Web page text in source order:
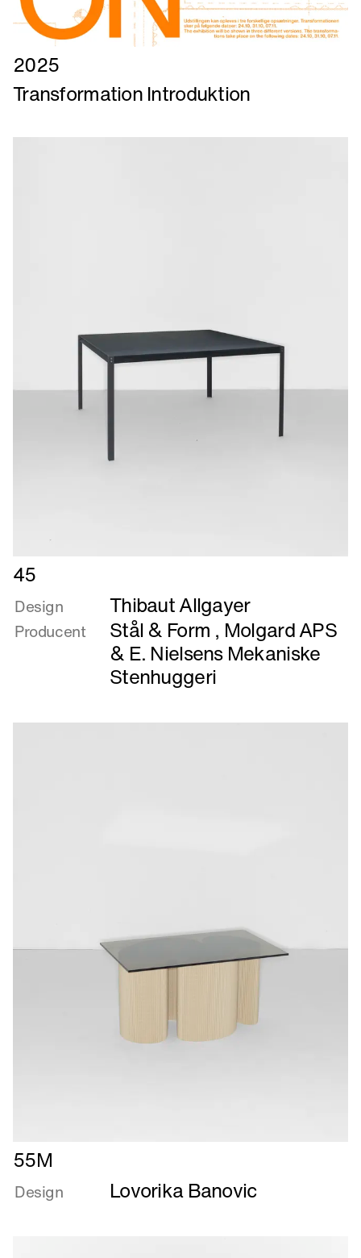
Læs
mere
om
Introduktion
2025
Transformation Introduktion
Læs
mere
om
45
45
Design Thibaut Allgayer
Producent Stål & Form , Molgard APS
& E. Nielsens Mekaniske
Stenhuggeri
Læs
mere
om
55M
Design Lovorika Banovic